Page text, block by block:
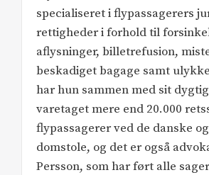
specialiseret i flypassagerers
rettigheder i forhold til
aflysninger, billetrefusion,
beskadiget bagage samt
har hun sammen med sit
varetaget mere end 20.000
flypassagerer ved de danske
domstole, og det er også
Persson, som har ført alle